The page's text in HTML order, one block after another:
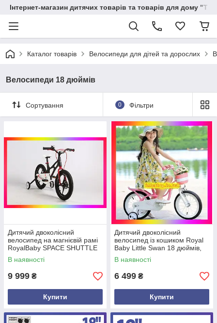
Інтернет-магазин дитячих товарів та товарів для дому
Каталог товарів Велосипеди для дітей та дорослих
Велосипеди 18 дюймів
Сортування 0 Фільтри
Дитячий двоколісний
велосипед на магнієвій рамі
RoyalBaby SPACE SHUTTLE
18 дюймів, чорний. Для дітей
5-8 років
В наявності
9 999 ₴
Купити
Дитячий двоколісний
велосипед із кошиком Royal
Baby Little Swan 18 дюймів,
рожевий. Для дівчинки 5-9
років
В наявності
6 499 ₴
Купити